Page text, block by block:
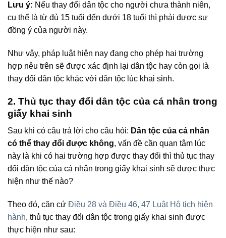
Lưu ý: Nếu thay đổi dân tộc cho người chưa thành niên,
cụ thể là từ đủ 15 tuổi đến dưới 18 tuổi thì phải được sự
đồng ý của người này.
Như vậy, pháp luật hiện nay đang cho phép hai trường
hợp nêu trên sẽ được xác định lại dân tộc hay còn gọi là
thay đổi dân tộc khác với dân tộc lúc khai sinh.
2. Thủ tục thay đổi dân tộc của cá nhân trong
giấy khai sinh
Sau khi có câu trả lời cho câu hỏi: Dân tộc của cá nhân
có thể thay đổi được không, vấn đề cần quan tâm lúc
này là khi có hai trường hợp được thay đổi thì thủ tục thay
đổi dân tộc của cá nhân trong giấy khai sinh sẽ được thực
hiện như thế nào?
Theo đó, căn cứ Điều 28 và Điều 46, 47 Luật Hộ tịch hiện
hành, thủ tục thay đổi dân tộc trong giấy khai sinh được
thực hiện như sau: